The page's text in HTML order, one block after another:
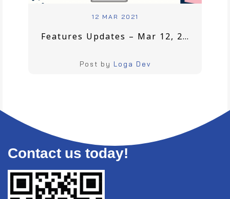
12 MAR 2021
Features Updates – Mar 12, 2021
Post by Loga Dev